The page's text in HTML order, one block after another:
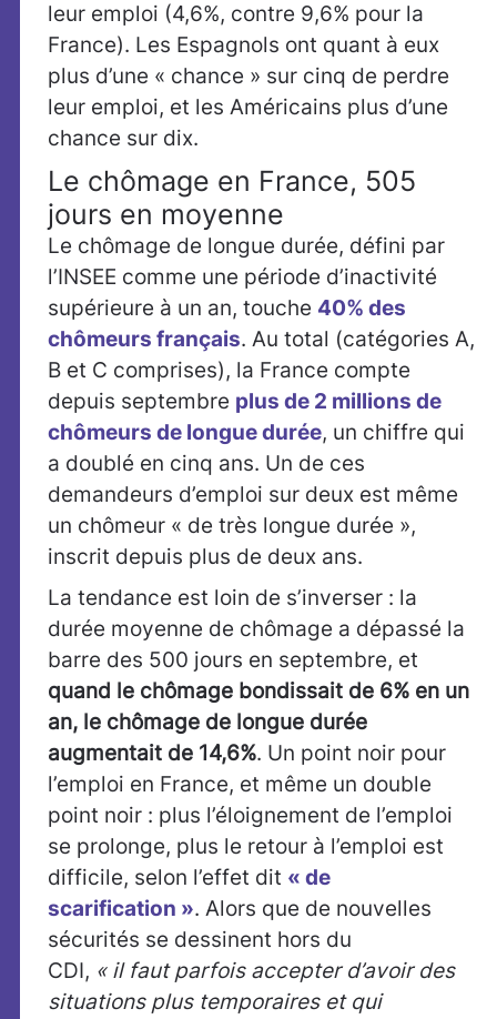
leur emploi (4,6%, contre 9,6% pour la
France). Les Espagnols ont quant à eux
plus d’une « chance » sur cinq de perdre
leur emploi, et les Américains plus d’une
chance sur dix.
Le chômage en France, 505
jours en moyenne
Le chômage de longue durée, défini par
l’INSEE comme une période d’inactivité
supérieure à un an, touche 40% des
chômeurs français. Au total (catégories A,
B et C comprises), la France compte
depuis septembre plus de 2 millions de
chômeurs de longue durée, un chiffre qui
a doublé en cinq ans. Un de ces
demandeurs d’emploi sur deux est même
un chômeur « de très longue durée »,
inscrit depuis plus de deux ans.
La tendance est loin de s’inverser : la
durée moyenne de chômage a dépassé la
barre des 500 jours en septembre, et
quand le chômage bondissait de 6% en un
an, le chômage de longue durée
augmentait de 14,6%. Un point noir pour
l’emploi en France, et même un double
point noir : plus l’éloignement de l’emploi
se prolonge, plus le retour à l’emploi est
difficile, selon l’effet dit « de
scarification ». Alors que de nouvelles
sécurités se dessinent hors du
CDI, « il faut parfois accepter d’avoir des
situations plus temporaires et qui